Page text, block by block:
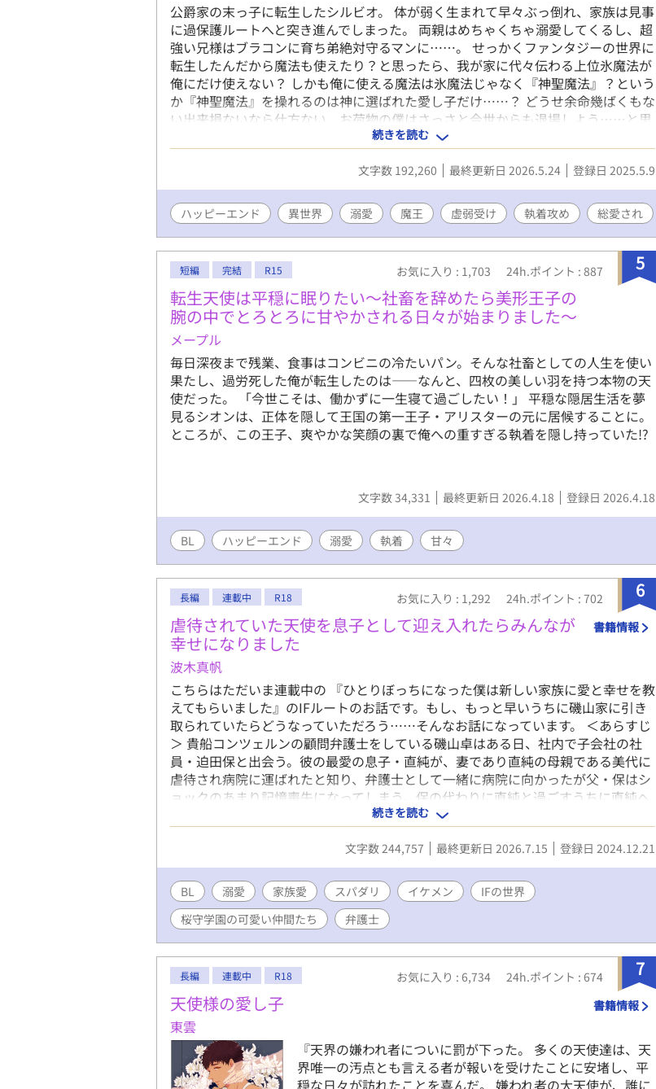
公爵家の末っ子に転生したシルビオ。 体が弱く生まれて早々ぶっ倒れ、家族は見事
に過保護ルートへと突き進んでしまった。 両親はめちゃくちゃ溺愛してくるし、超
強い兄様はブラコンに育ち弟絶対守るマンに……。 せっかくファンタジーの世界に
転生したんだから魔法も使えたり？と思ったら、我が家に代々伝わる上位氷魔法が
俺にだけ使えない？ しかも俺に使える魔法は氷魔法じゃなく『神聖魔法』？という
か『神聖魔法』を操れるのは神に選ばれた愛し子だけ……？ どうせ余命幾ばくもな
い出来損ないなら仕方ない、お荷物の僕はさっさと今世からも退場しよう……と思
ってたのに？ 偶然騎士たちを神聖魔法で救って、何故か天使と呼ばれて崇められた
り。終いには帝国最強の狂血皇子に溺愛されて囲われちゃったり……いやいやちょ
っと待て。魔王様、主神様、まさかアンタらも？ ……ってあれ、なんかめちゃくち
ゃ囲われてない？？ ――― 病弱ならどうせすぐ死ぬかー。ならちょっとばかし遊
んでもいいよね？と自由にやってたら無駄に最強な奴らに溺愛されちゃってた受け
の話。 ※別名義で連載していた作品になります。 (名義を統合しこちらに移動する
ことになりました)
続きを読む
文字数 192,260 最終更新日 2026.5.24 登録日 2025.5.9
ハッピーエンド 異世界 溺愛 魔王 虚弱受け 執着攻め 総愛され
5
短編 完結 R15 お気に入り : 1,703 24h.ポイント : 887
転生天使は平穏に眠りたい〜社畜を辞めたら美形王子の
腕の中でとろとろに甘やかされる日々が始まりました〜
メープル
毎日深夜まで残業、食事はコンビニの冷たいパン。そんな社畜としての人生を使い
果たし、過労死した俺が転生したのは――なんと、四枚の美しい羽を持つ本物の天
使だった。 ​「今世こそは、働かずに一生寝て過ごしたい！」 ​平穏な隠居生活を夢
見るシオンは、正体を隠して王国の第一王子・アリスターの元に居候することに。
ところが、この王子、爽やかな笑顔の裏で俺への重すぎる執着を隠し持っていた!?
文字数 34,331 最終更新日 2026.4.18 登録日 2026.4.18
BL ハッピーエンド 溺愛 執着 甘々
6
長編 連載中 R18 お気に入り : 1,292 24h.ポイント : 702
虐待されていた天使を息子として迎え入れたらみんなが
幸せになりました
波木真帆
書籍情報
こちらはただいま連載中の 『ひとりぼっちになった僕は新しい家族に愛と幸せを教
えてもらいました』のIFルートのお話です。もし、もっと早いうちに磯山家に引き
取られていたらどうなっていただろう……そんなお話になっています。 ＜あらすじ
＞ 貴船コンツェルンの顧問弁護士をしている磯山卓はある日、社内で子会社の社
員・迫田保と出会う。彼の最愛の息子・直純が、妻であり直純の母親である美代に
虐待され病院に運ばれたと知り、弁護士として一緒に病院に向かったが父・保はシ
ョックのあまり記憶喪失になってしまう。保の代わりに直純と過ごすうちに直純へ
の並々ならぬ想いが込み上げてきた卓は自分が里親になることを申し出て……。
『IFの世界 〜桜守学園の可愛い仲間たち』で連載していましたが、長くなりそう
なのでこちらだけIFルートとして独立させることにしました。 IFの世界とは繋がっ
ているので、お互いに登場することがあります。 R18は当分出てきませんが、将来
的にあるかもしれないということでR18にしています。
続きを読む
文字数 244,757 最終更新日 2026.7.15 登録日 2024.12.21
BL 溺愛 家族愛 スパダリ イケメン
IFの世界
桜守学園の可愛い仲間たち
弁護士
7
長編 連載中 R18 お気に入り : 6,734 24h.ポイント : 674
天使様の愛し子
東雲
書籍情報
『天界の嫌われ者についに罰が下った。 多くの天使達は、天
界唯一の汚点とも言える者が報いを受けたことに安堵し、平
穏な日々が訪れたことを喜んだ。 嫌われ者の大天使が、誰に